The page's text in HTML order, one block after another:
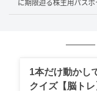
注意をしたくて
せめて他の子に
に期限迫る株主用パス
1本だけ動かし
クイズ【脳トレ